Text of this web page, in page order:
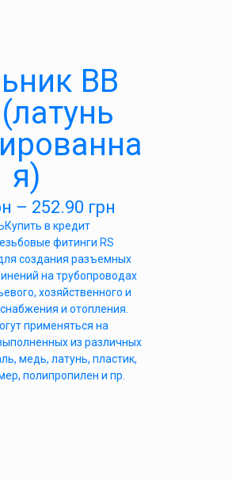
ВВ
я)
– 252.90 грн
Купить в кредит
фитинги RS
создания разъемных
на трубопроводах
хозяйственного и
и отопления.
применяться на
из различных
медь, латунь, пластик,
полипропилен и пр.